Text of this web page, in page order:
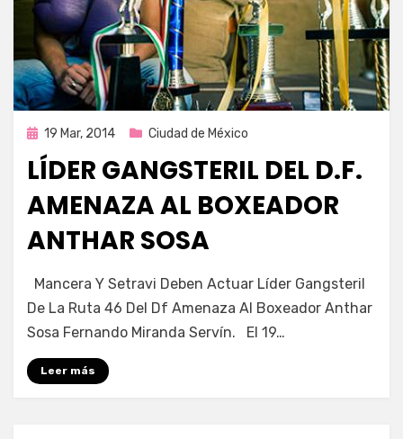
Publicada
19 Mar, 2014 Ciudad de México
LÍDER GANGSTERIL DEL D.F.
AMENAZA AL BOXEADOR
ANTHAR SOSA
Enrique
Mancera Y Setravi Deben Actuar Líder Gangsteril
De La Ruta 46 Del Df Amenaza Al Boxeador Anthar
Sosa Fernando Miranda Servín. El 19…
Leer más